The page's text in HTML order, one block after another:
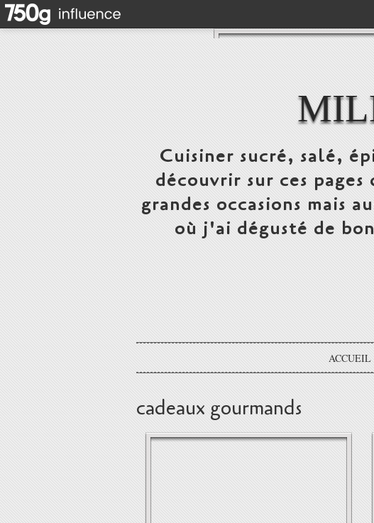
Cuisiner sucré, salé,
découvrir sur ces
grandes occasions mais
où j'ai dégusté de
ACCUEIL
cadeaux gourmands